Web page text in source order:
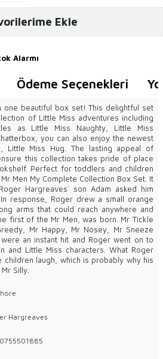
Ekle
Alarmı
Ödeme Seçenekleri
one beautiful box set! This delightful set
of Little Miss adventures including
as Little Miss Naughty, Little Miss
you can also enjoy the newest
Little Miss Hug. The lasting appeal of
this collection takes pride of place
Perfect for toddlers and children
Men My Complete Collection Box Set. It
Hargreaves` son Adam asked him
response, Roger drew a small orange
arms that could reach anywhere and
first of the Mr Men, was born. Mr Tickle
Mr Happy, Mr Nosey, Mr Sneeze
an instant hit and Roger went on to
and Little Miss characters. What Roger
children laugh, which is probably why his
Silly.
Hargreaves